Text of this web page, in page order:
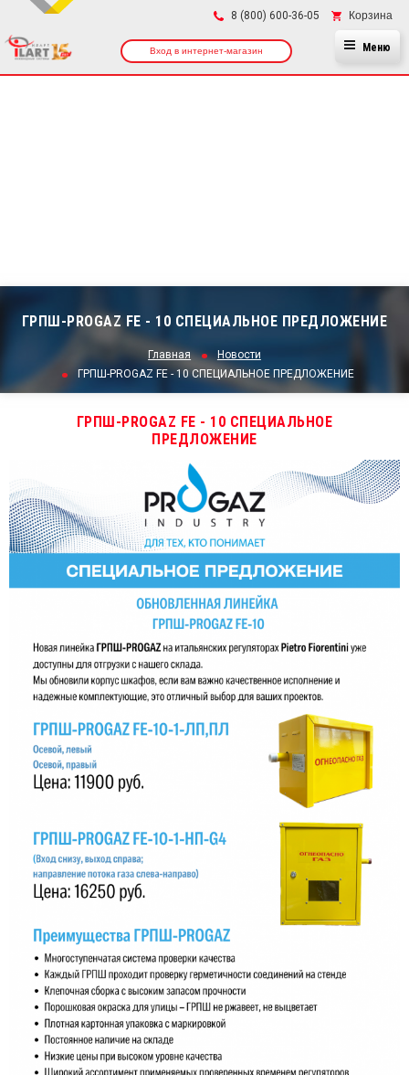
8 (800) 600-36-05 Корзина
Вход в интернет-магазин Меню
ГРПШ-PROGAZ FE - 10 СПЕЦИАЛЬНОЕ ПРЕДЛОЖЕНИЕ
Главная
Новости
ГРПШ-PROGAZ FE - 10 СПЕЦИАЛЬНОЕ ПРЕДЛОЖЕНИЕ
ГРПШ-PROGAZ FE - 10 СПЕЦИАЛЬНОЕ
ПРЕДЛОЖЕНИЕ
×